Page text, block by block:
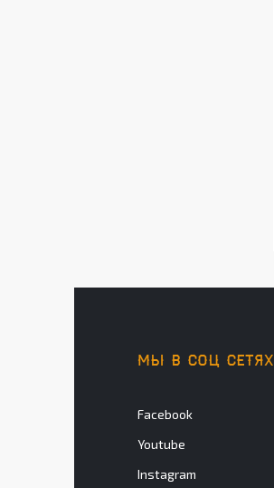
МЫ В СОЦ СЕТЯХ
Facebook
Youtube
Instagram